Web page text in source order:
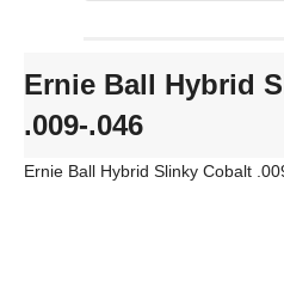
Ernie Ball Hybrid
.009-.046
Ernie Ball Hybrid Slinky Cobalt